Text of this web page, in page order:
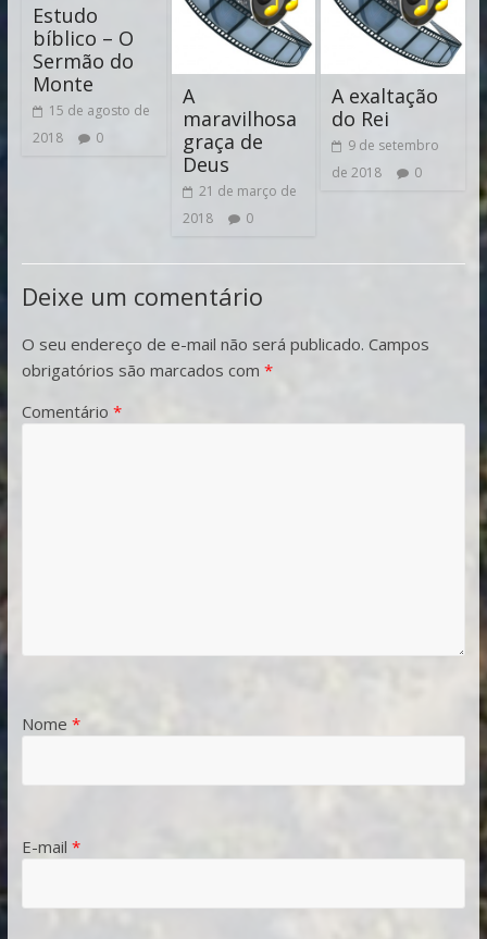
Estudo
bíblico – O
Sermão do
Monte
15 de agosto de
2018
0
A
maravilhosa
graça de
Deus
21 de março de
2018
0
A exaltação
do Rei
9 de setembro
de 2018
0
Deixe um comentário
O seu endereço de e-mail não será publicado. Campos
obrigatórios são marcados com *
Comentário *
Nome *
E-mail *